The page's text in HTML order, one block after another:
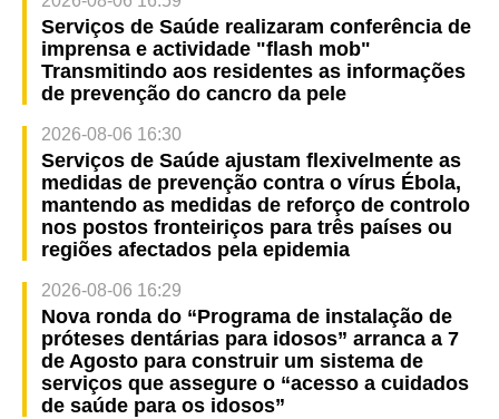
Serviços de Saúde realizaram conferência de
imprensa e actividade "flash mob"
Transmitindo aos residentes as informações
de prevenção do cancro da pele
2026-08-06 16:30
Serviços de Saúde ajustam flexivelmente as
medidas de prevenção contra o vírus Ébola,
mantendo as medidas de reforço de controlo
nos postos fronteiriços para três países ou
regiões afectados pela epidemia
2026-08-06 16:29
Nova ronda do “Programa de instalação de
próteses dentárias para idosos” arranca a 7
de Agosto para construir um sistema de
serviços que assegure o “acesso a cuidados
de saúde para os idosos”